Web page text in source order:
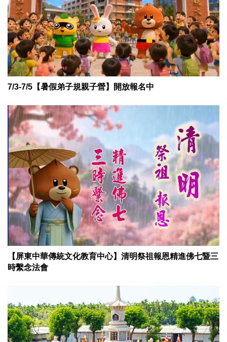
7/3-7/5【暑假弟子規親子營】開放報名中
【屏東中華傳統文化教育中心】清明祭祖報恩精進佛七暨三
時繫念法會